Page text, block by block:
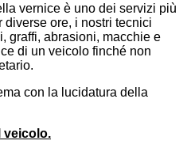
vernice è uno dei servizi più
diverse ore, i nostri tecnici
graffi, abrasioni, macchie e
di un veicolo finché non
con la lucidatura della
veicolo.